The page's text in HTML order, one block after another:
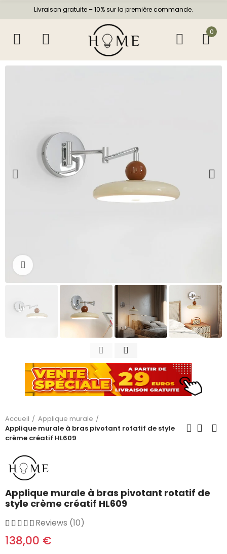
Livraison gratuite – 10% sur la première commande.
0
Accueil
Applique murale
Applique murale à bras pivotant rotatif de style
crème créatif HL609
Applique murale à bras pivotant rotatif de
style crème créatif HL609
Reviews (10)
138,00 €